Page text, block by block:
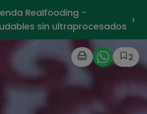
Realfooding -
sin ultraprocesados ›
2